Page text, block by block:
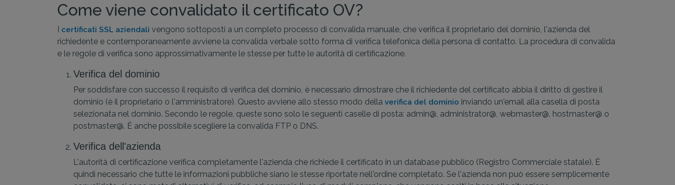
Come viene convalidato il certificato OV?
I certificati SSL aziendali vengono sottoposti a un completo processo di convalida manuale, che verifica il proprietario del dominio, l'azienda del
richiedente e contemporaneamente avviene la convalida verbale sotto forma di verifica telefonica della persona di contatto. La procedura di convalida
e le regole di verifica sono approssimativamente le stesse per tutte le autorità di certificazione.
Verifica del dominio
Per soddisfare con successo il requisito di verifica del dominio, è necessario dimostrare che il richiedente del certificato abbia il diritto di gestire il
dominio (è il proprietario o l'amministratore). Questo avviene allo stesso modo della verifica del dominio inviando un'email alla casella di posta
selezionata nel dominio. Secondo le regole, queste sono solo le seguenti caselle di posta: admin@, administrator@, webmaster@, hostmaster@ o
postmaster@. È anche possibile scegliere la convalida FTP o DNS.
Verifica dell'azienda
L'autorità di certificazione verifica completamente l'azienda che richiede il certificato in un database pubblico (Registro Commerciale statale). È
quindi necessario che tutte le informazioni pubbliche siano le stesse riportate nell'ordine completato. Se l'azienda non può essere semplicemente